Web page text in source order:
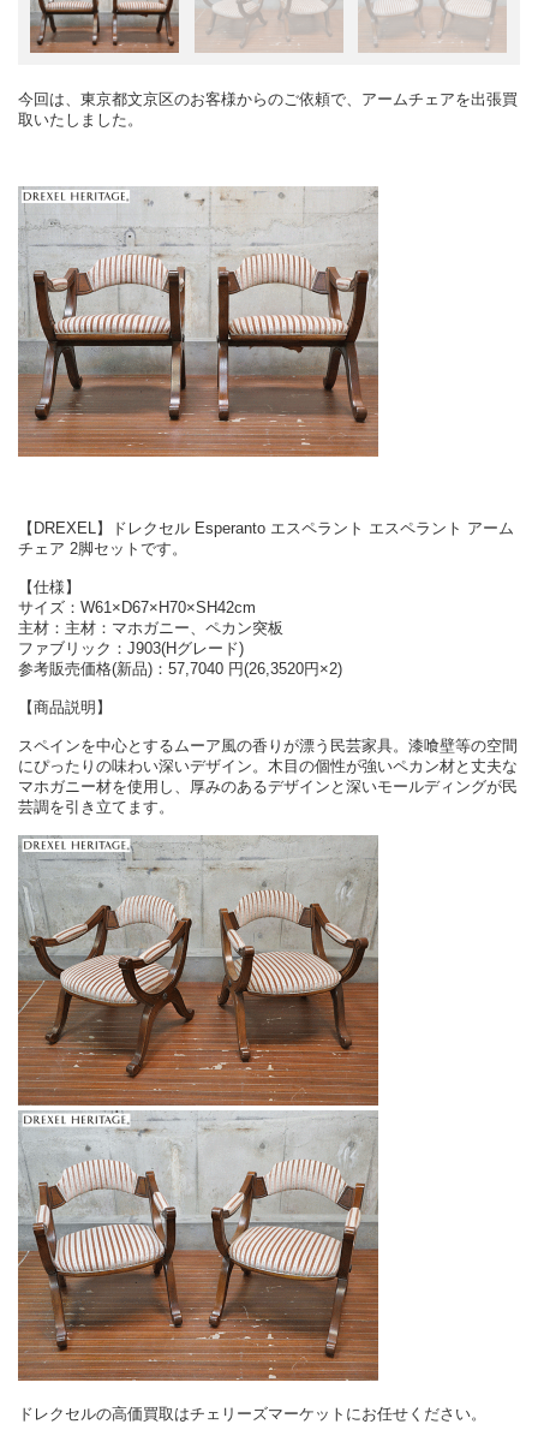
今回は、東京都文京区のお客様からのご依頼で、アームチェアを出張買
取いたしました。
【DREXEL】ドレクセル Esperanto エスペラント エスペラント アーム
チェア 2脚セットです。
【仕様】
サイズ：W61×D67×H70×SH42cm
主材：主材：マホガニー、ペカン突板
ファブリック：J903(Hグレード)
参考販売価格(新品)：57,7040 円(26,3520円×2)
【商品説明】
スペインを中心とするムーア風の香りが漂う民芸家具。漆喰壁等の空間
にぴったりの味わい深いデザイン。木目の個性が強いペカン材と丈夫な
マホガニー材を使用し、厚みのあるデザインと深いモールディングが民
芸調を引き立てます。
ドレクセルの高価買取はチェリーズマーケットにお任せください。